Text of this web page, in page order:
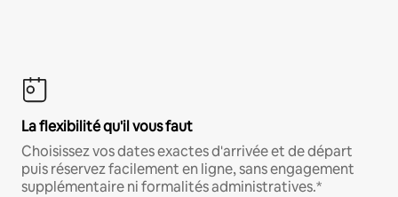
La flexibilité qu'il vous faut
Choisissez vos dates exactes d'arrivée et de départ
puis réservez facilement en ligne, sans engagement
supplémentaire ni formalités administratives.*